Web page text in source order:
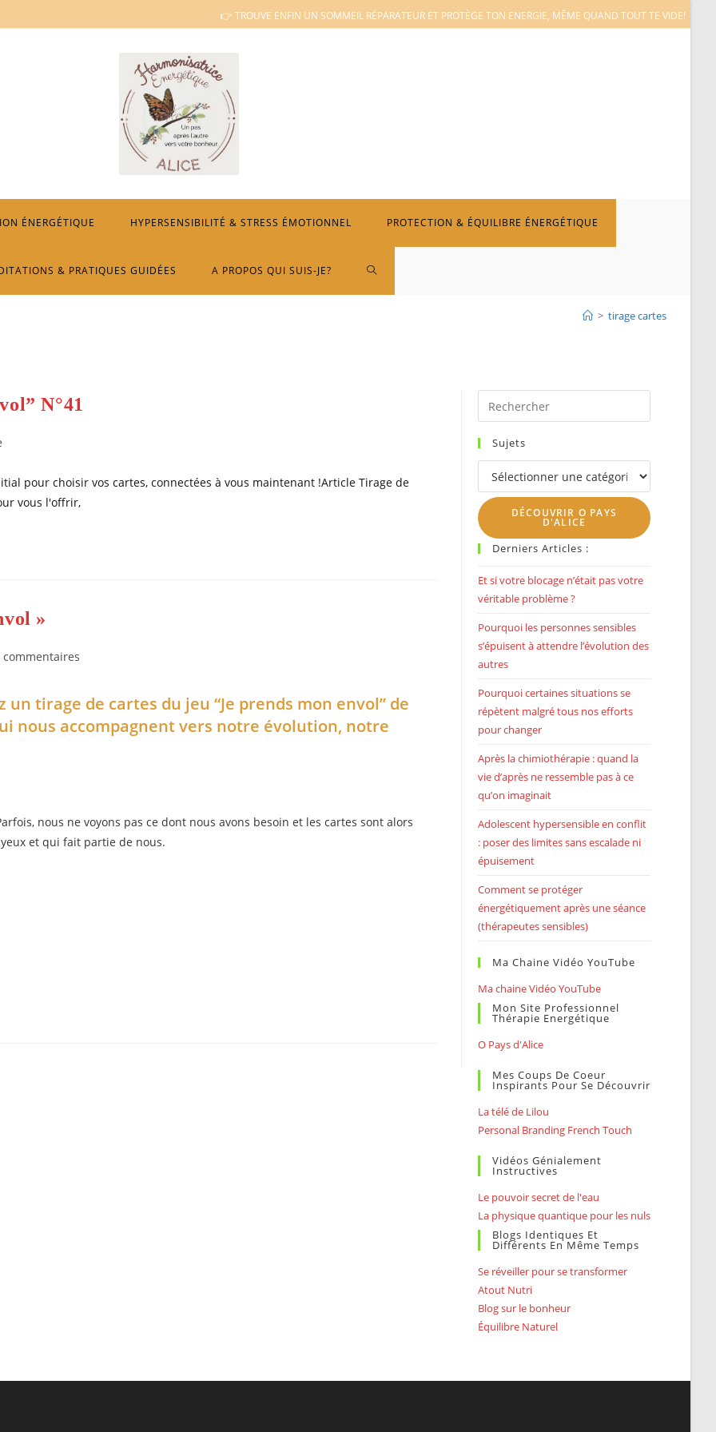
👉 TROUVE ENFIN UN SOMMEIL RÉPARATEUR ET PROTÈGE TON ENERGIE, MÊME QUAND TOUT TE VIDE!
ÉNERGÉTIQUE HYPERSENSIBILITÉ & STRESS ÉMOTIONNEL PROTECTION & ÉQUILIBRE ÉNERGÉTIQUE
& PRATIQUES GUIDÉES A PROPOS QUI SUIS-JE? TOGGLE
> tirage cartes
N°41
pour choisir vos cartes, connectées à vous maintenant !Article Tirage de
vous l'offrir,
»
:
commentaires
tirage de cartes du jeu “Je prends mon envol” de
nous accompagnent vers notre évolution, notre
nous ne voyons pas ce dont nous avons besoin et les cartes sont alors
et qui fait partie de nous.
Escape
close
panel.
Sujets
Sujets
DÉCOUVRIR O PAYS
D'ALICE
Derniers Articles :
Et si votre blocage n’était pas votre
véritable problème ?
Pourquoi les personnes sensibles
s’épuisent à attendre l’évolution des
autres
Pourquoi certaines situations se
répètent malgré tous nos efforts
pour changer
Après la chimiothérapie : quand la
vie d’après ne ressemble pas à ce
qu’on imaginait
Adolescent hypersensible en conflit
: poser des limites sans escalade ni
épuisement
Comment se protéger
énergétiquement après une séance
(thérapeutes sensibles)
Ma Chaine Vidéo YouTube
Ma chaine Vidéo YouTube
Mon Site Professionnel
Thérapie Energétique
O Pays d'Alice
Mes Coups De Coeur
Inspirants Pour Se Découvrir
La télé de Lilou
Personal Branding French Touch
Vidéos Génialement
Instructives
Le pouvoir secret de l'eau
La physique quantique pour les nuls
Blogs Identiques Et
Différents En Même Temps
Se réveiller pour se transformer
Atout Nutri
Blog sur le bonheur
Équilibre Naturel